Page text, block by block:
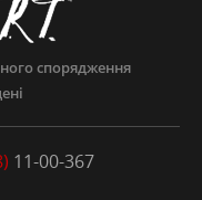
спорядження
11-00-367